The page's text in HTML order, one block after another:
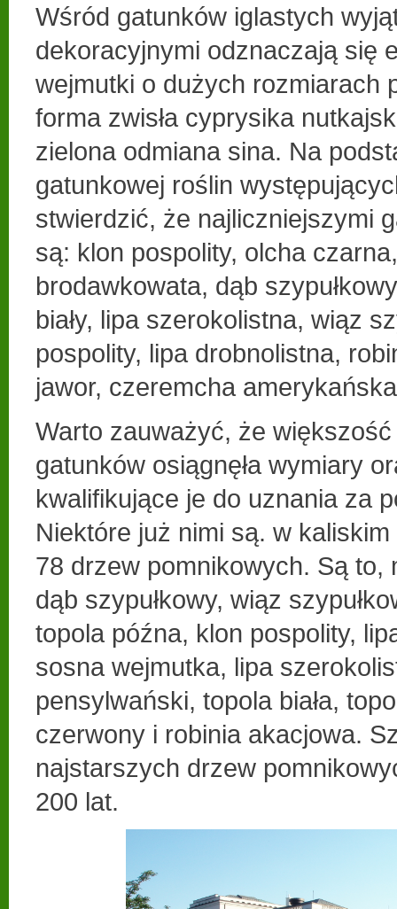
Wśród gatunków iglastych
dekoracyjnymi odznaczają się
wejmutki o dużych rozmiarach
forma zwisła cyprysika
zielona odmiana sina. Na
gatunkowej roślin
stwierdzić, że najliczniejszymi
są: klon pospolity, olcha
brodawkowata, dąb
biały, lipa szerokolistna, wiąz
pospolity, lipa drobnolistna,
jawor, czeremcha
Warto zauważyć, że
gatunków osiągnęła wymiary
kwalifikujące je do uznania za
Niektóre już nimi są. w
78 drzew pomnikowych. Są to,
dąb szypułkowy, wiąz
topola późna, klon pospolity,
sosna wejmutka, lipa
pensylwański, topola biała,
czerwony i robinia akacjowa.
najstarszych drzew
200 lat.